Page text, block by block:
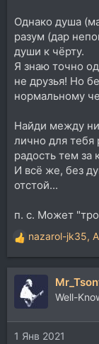
Однако душа
разум (дар
души к чёрту.
Я знаю точно
не друзья! Но
нормальному
Найди между
лично для тебя
радость тем за
И всё же, без
отстой...
п. с. Может
Р
е
а
и
и
:
nazarol-jk35,
Well-
1 Янв 2021